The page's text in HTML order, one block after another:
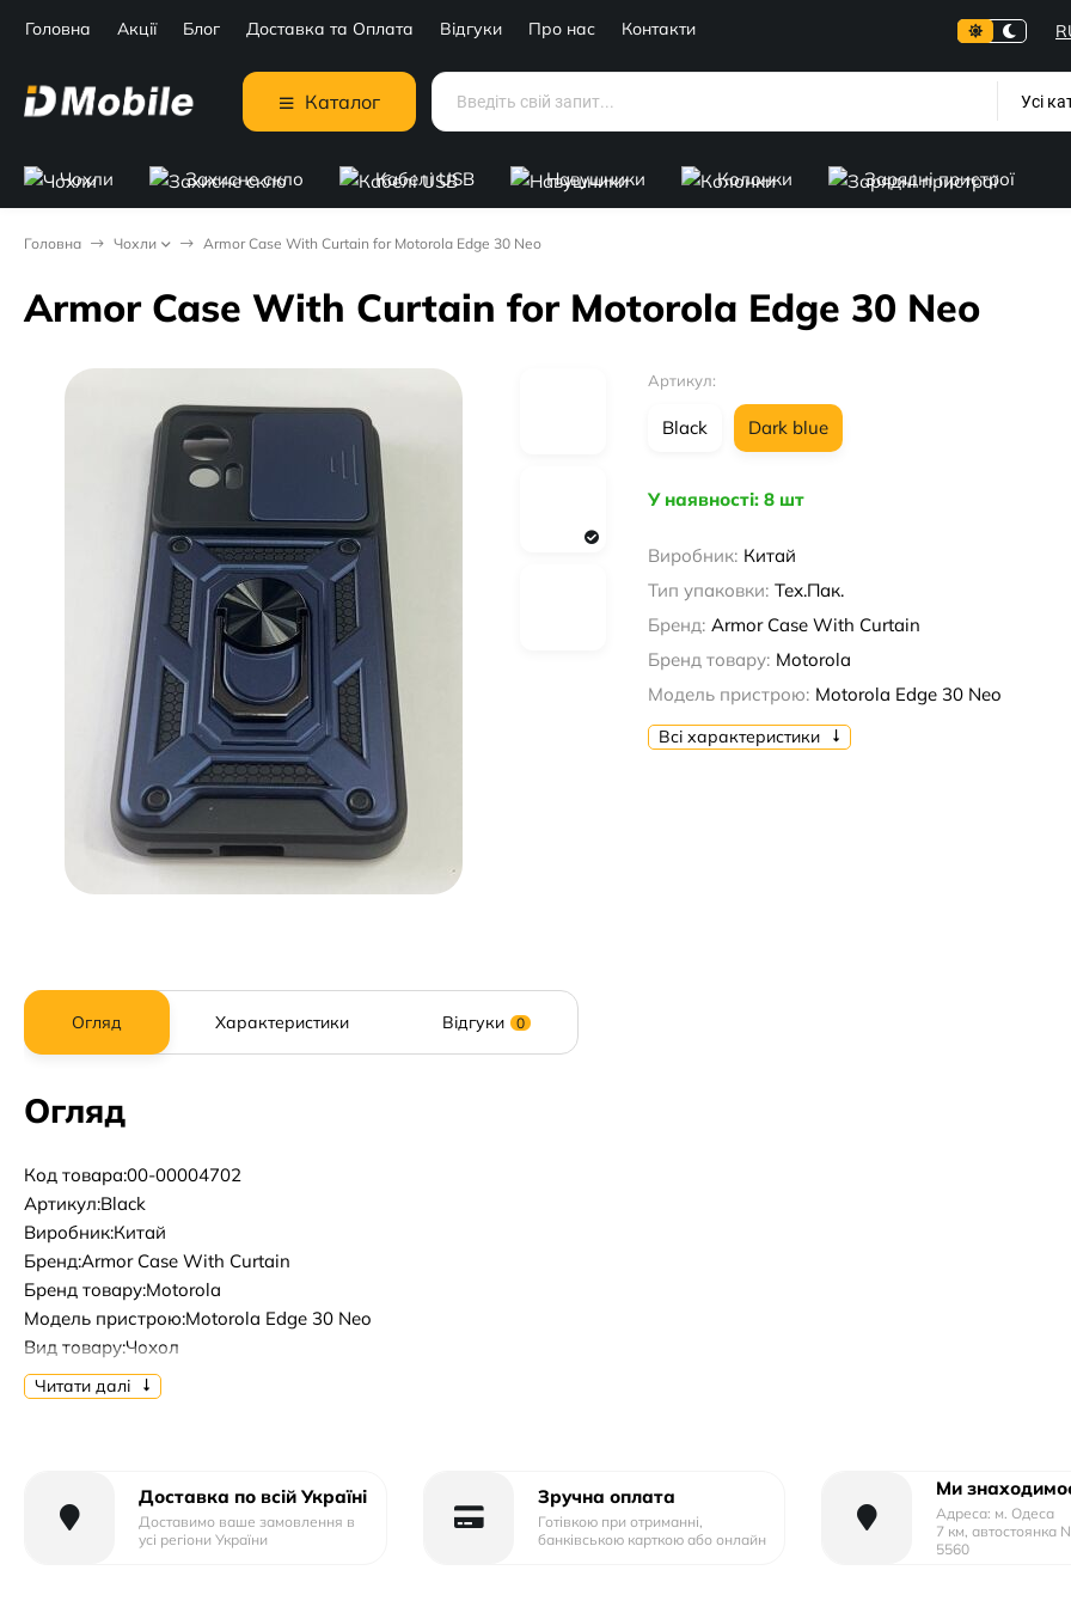
Головна Акції Блог Доставка та Оплата Відгуки Про нас Контакти
Каталог Усі
Чохли Захисне скло Кабелі USB Навушники Колонки Зарядні пристрої
Головна Чохли Armor Case With Curtain for Motorola Edge 30 Neo
Armor Case With Curtain for Motorola Edge 30 Neo
Артикул:
Black Dark blue
У наявності: 8 шт
Виробник: Китай
Тип упаковки: Тех.Пак.
Бренд: Armor Case With Curtain
Бренд товару: Motorola
Модель пристрою: Motorola Edge 30 Neo
Всі характеристики
Огляд Характеристики Відгуки 0
Огляд
Код товара:00-00004702
Артикул:Black
Виробник:Китай
Бренд:Armor Case With Curtain
Бренд товару:Motorola
Модель пристрою:Motorola Edge 30 Neo
Вид товару:Чохол
Форм-фактор:Накладка
Тип матеріалу:Пластик+Силікон
Читати далі
Доставка по всій Україні
Доставимо ваше замовлення в
усі регіони України
Зручна оплата
Готівкою при отриманні,
банківською карткою або онлайн
Ми
Адреса: м. Одеса
7 км, автостоянка
5560